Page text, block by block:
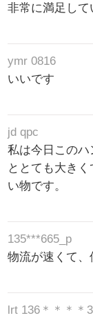
非常に満足して
ymr 0816
いいです
jd qpc
私は今日この
ととても大き
い物です。
135***665_p
物流が速くて、
lrt 136＊＊＊＊